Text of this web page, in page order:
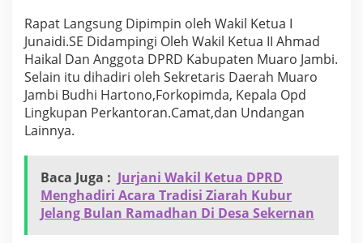
I
I
I
M
e
i
e
p
a
Rapat Langsung Dipimpin oleh Wakil Ketua I
Junaidi.SE Didampingi Oleh Wakil Ketua II Ahmad
Haikal Dan Anggota DPRD Kabupaten Muaro Jambi.
Selain itu dihadiri oleh Sekretaris Daerah Muaro
Jambi Budhi Hartono,Forkopimda, Kepala Opd
Lingkupan Perkantoran.Camat,dan Undangan
Lainnya.
Baca Juga : Jurjani Wakil Ketua DPRD
Menghadiri Acara Tradisi Ziarah Kubur
Jelang Bulan Ramadhan Di Desa Sekernan